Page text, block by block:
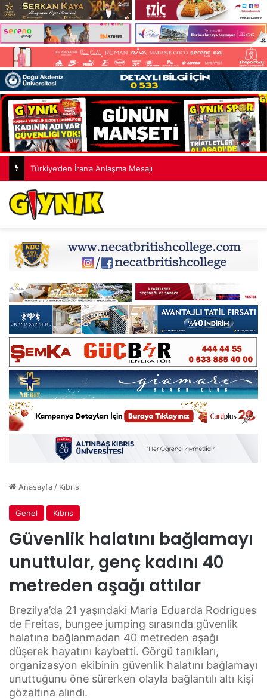
Türkiye’den İran’a Anlaşma Mesajı
Anasayfa/ Kıbrıs
Genel Kıbrıs
Güvenlik halatını bağlamayı
unuttular, genç kadını 40
metreden aşağı attılar
Brezilya’da 21 yaşındaki Maria Eduarda Rodrigues
de Freitas, bungee jumping sırasında güvenlik
halatına bağlanmadan 40 metreden aşağı
düşerek hayatını kaybetti. Görgü tanıkları,
organizasyon ekibinin güvenlik halatını bağlamayı
unuttuğunu öne sürerken olayla bağlantılı altı kişi
gözaltına alındı.